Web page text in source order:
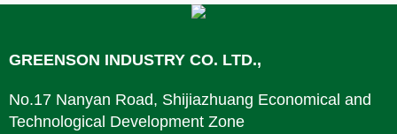
GREENSON INDUSTRY CO. LTD.,
No.17 Nanyan Road, Shijiazhuang Economical and
Technological Development Zone